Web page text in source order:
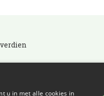
u in met alle cookies in